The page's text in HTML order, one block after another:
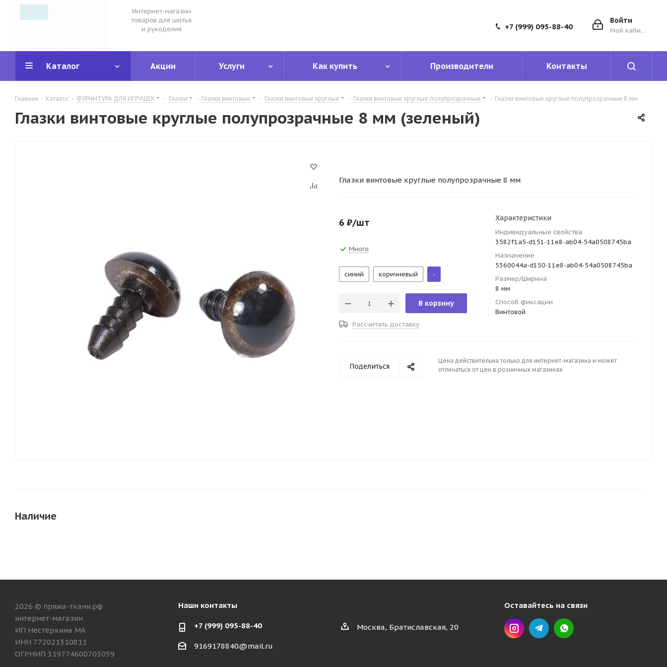
Интернет-магазин
товаров для шитья
и рукоделия
Войти
Мой кабинет
+7 (999) 095-88-40
Каталог Акции Услуги Как купить Производители Контакты
Главная - Каталог - ФУРНИТУРА ДЛЯ ИГРУШЕК - Глазки - Глазки винтовые - Глазки винтовые круглые - Глазки винтовые круглые полупрозрачные - Глазки винтовые круглые полупрозрачные 8 мм
Глазки винтовые круглые полупрозрачные 8 мм (зеленый)
Глазки винтовые круглые полупрозрачные 8 мм
6 ₽/шт
Много
синий коричневый -
В корзину
Рассчитать доставку
Характеристики
Индивидуальные свойства
3582f1a5-d151-11e8-ab04-54a0508745ba
Назначение
5360044a-d150-11e8-ab04-54a0508745ba
Размер/Ширина
8 мм
Способ фиксации
Винтовой
Поделиться
Цена действительна только для интернет-магазина и может
отличаться от цен в розничных магазинах
Наличие
2026 © пряжа-ткани.рф
интернет-магазин
ИП Нестёркина МА
ИНН 772021310811
ОГРНИП 319774600703059
Наши контакты
+7 (999) 095-88-40
9169178840@mail.ru
Москва, Братиславская, 20
Оставайтесь на связи